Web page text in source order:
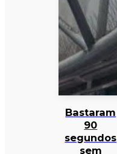
Bastaram
90
segundos
sem